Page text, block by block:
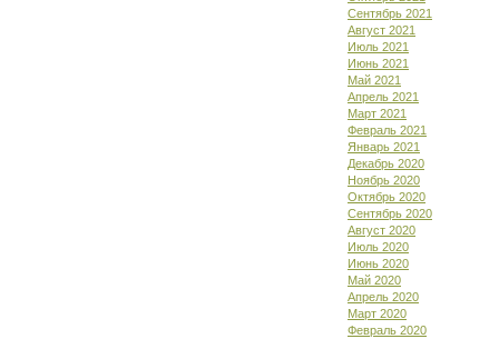
Сентябрь 2021
Август 2021
Июль 2021
Июнь 2021
Май 2021
Апрель 2021
Март 2021
Февраль 2021
Январь 2021
Декабрь 2020
Ноябрь 2020
Октябрь 2020
Сентябрь 2020
Август 2020
Июль 2020
Июнь 2020
Май 2020
Апрель 2020
Март 2020
Февраль 2020